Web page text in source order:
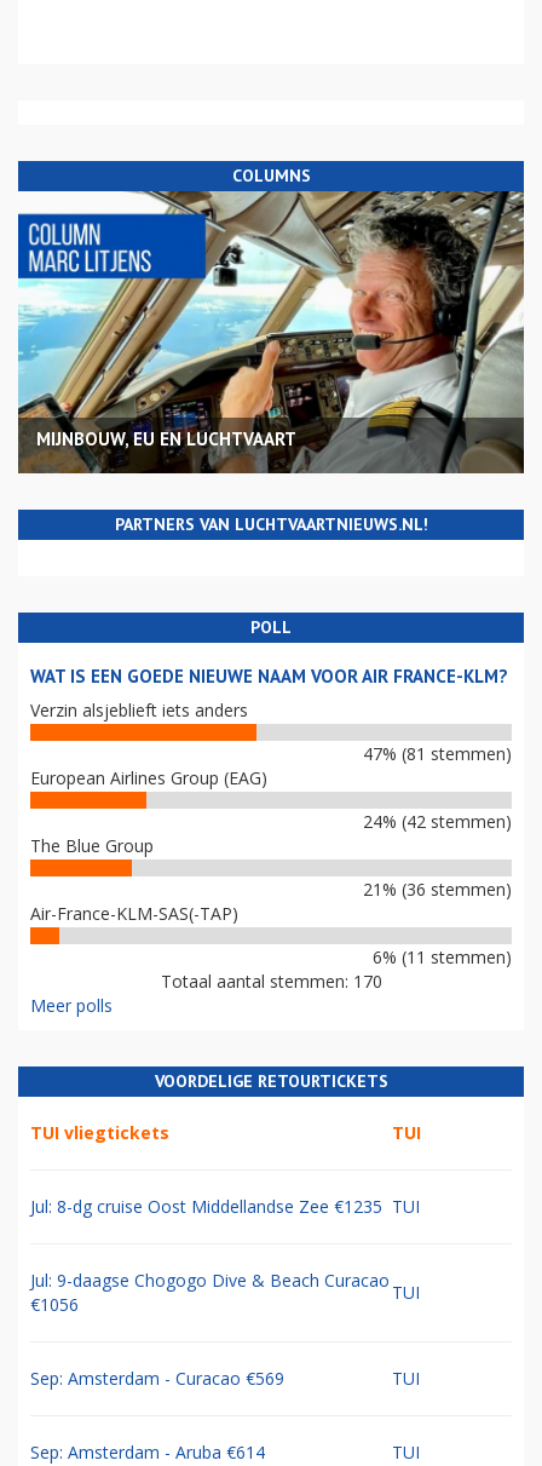
COLUMNS
MIJNBOUW, EU EN LUCHTVAART
PARTNERS VAN LUCHTVAARTNIEUWS.NL!
POLL
WAT IS EEN GOEDE NIEUWE NAAM VOOR AIR FRANCE-KLM?
Verzin alsjeblieft iets anders
47% (81 stemmen)
European Airlines Group (EAG)
24% (42 stemmen)
The Blue Group
21% (36 stemmen)
Air-France-KLM-SAS(-TAP)
6% (11 stemmen)
Totaal aantal stemmen: 170
Meer polls
VOORDELIGE RETOURTICKETS
TUI vliegtickets TUI
Jul: 8-dg cruise Oost Middellandse Zee €1235 TUI
Jul: 9-daagse Chogogo Dive & Beach Curacao
€1056
TUI
Sep: Amsterdam - Curacao €569 TUI
Sep: Amsterdam - Aruba €614 TUI